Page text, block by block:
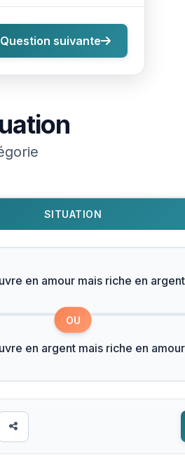
Question suivante
SITUATION
en amour mais riche en argent
OU
en argent mais riche en amour